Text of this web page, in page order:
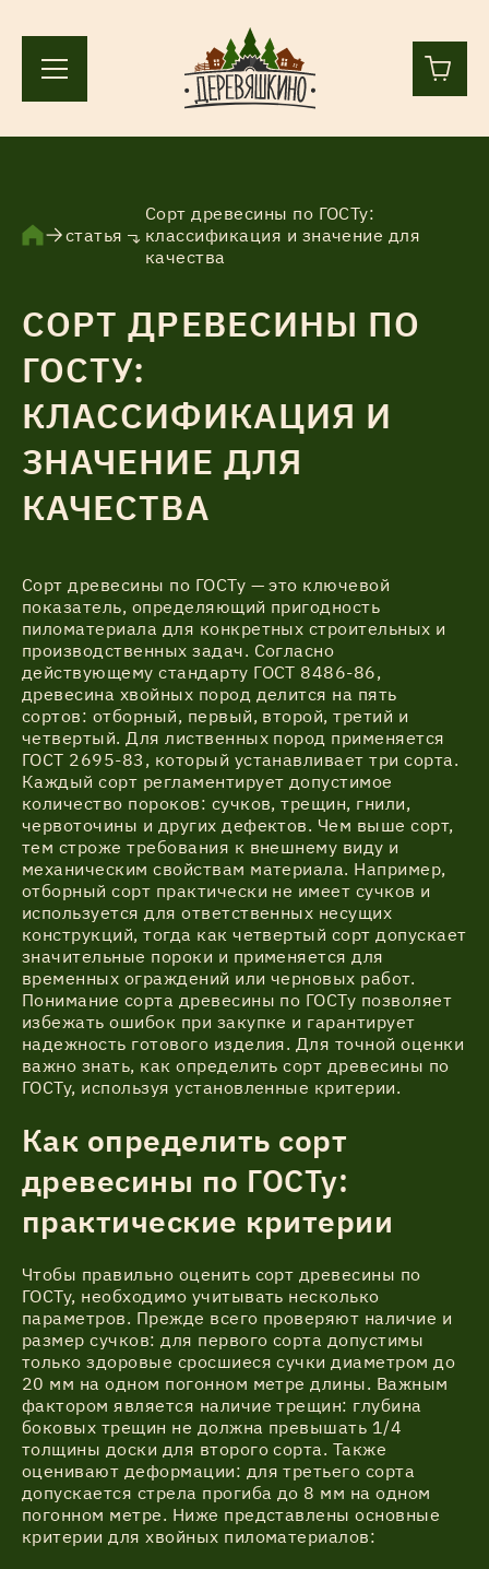
Ленинградская область, Всеволожский р-н, пос.
ПН-ПТ 9:00 – 17:00
Каталог
Услуги
Статьи
О компании
Контакты
статья
Сорт древесины по ГОСТу:
классификация и значение для
качества
СОРТ ДРЕВЕСИНЫ ПО
ГОСТУ:
КЛАССИФИКАЦИЯ И
ЗНАЧЕНИЕ ДЛЯ
КАЧЕСТВА
Сорт древесины по ГОСТу — это ключевой
показатель, определяющий пригодность
пиломатериала для конкретных строительных и
производственных задач. Согласно
действующему стандарту ГОСТ 8486-86,
древесина хвойных пород делится на пять
сортов: отборный, первый, второй, третий и
четвертый. Для лиственных пород применяется
ГОСТ 2695-83, который устанавливает три сорта.
Каждый сорт регламентирует допустимое
количество пороков: сучков, трещин, гнили,
червоточины и других дефектов. Чем выше сорт,
тем строже требования к внешнему виду и
механическим свойствам материала. Например,
отборный сорт практически не имеет сучков и
используется для ответственных несущих
конструкций, тогда как четвертый сорт допускает
значительные пороки и применяется для
временных ограждений или черновых работ.
Понимание сорта древесины по ГОСТу позволяет
избежать ошибок при закупке и гарантирует
надежность готового изделия. Для точной оценки
важно знать, как определить сорт древесины по
ГОСТу, используя установленные критерии.
Как определить сорт
древесины по ГОСТу:
практические критерии
Чтобы правильно оценить сорт древесины по
ГОСТу, необходимо учитывать несколько
параметров. Прежде всего проверяют наличие и
размер сучков: для первого сорта допустимы
только здоровые сросшиеся сучки диаметром до
20 мм на одном погонном метре длины. Важным
фактором является наличие трещин: глубина
боковых трещин не должна превышать 1/4
толщины доски для второго сорта. Также
оценивают деформации: для третьего сорта
допускается стрела прогиба до 8 мм на одном
погонном метре. Ниже представлены основные
критерии для хвойных пиломатериалов:
Соглашение об обработке
персональных данных
Соглашение об обработке
персональных данных